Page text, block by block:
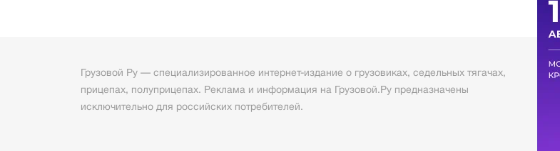
Грузовой Ру — специализированное интернет-издание о грузовиках, седельных тягачах,
прицепах, полуприцепах. Реклама и информация на Грузовой.Ру предназначены
исключительно для российских потребителей.